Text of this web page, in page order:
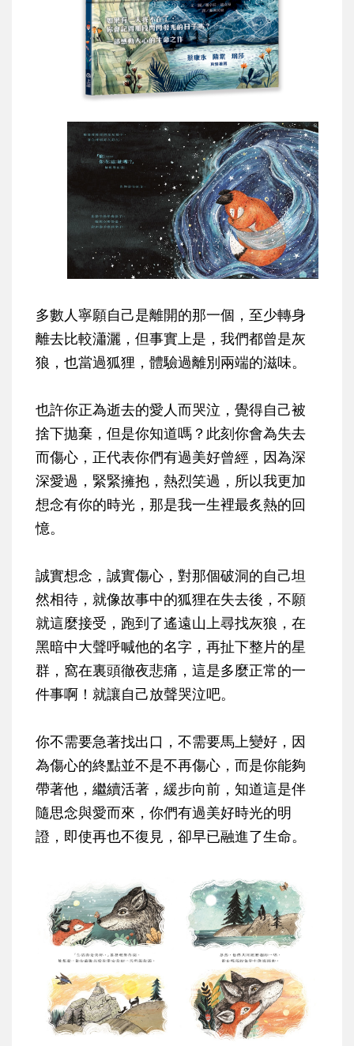
多數人寧願自己是離開的那一個，至少轉身
離去比較瀟灑，但事實上是，我們都曾是灰
狼，也當過狐狸，體驗過離別兩端的滋味。
也許你正為逝去的愛人而哭泣，覺得自己被
捨下拋棄，但是你知道嗎？此刻你會為失去
而傷心，正代表你們有過美好曾經，因為深
深愛過，緊緊擁抱，熱烈笑過，所以我更加
想念有你的時光，那是我一生裡最炙熱的回
憶。
誠實想念，誠實傷心，對那個破洞的自己坦
然相待，就像故事中的狐狸在失去後，不願
就這麼接受，跑到了遙遠山上尋找灰狼，在
黑暗中大聲呼喊他的名字，再扯下整片的星
群，窩在裏頭徹夜悲痛，這是多麼正常的一
件事啊！就讓自己放聲哭泣吧。
你不需要急著找出口，不需要馬上變好，因
為傷心的終點並不是不再傷心，而是你能夠
帶著他，繼續活著，緩步向前，知道這是伴
隨思念與愛而來，你們有過美好時光的明
證，即使再也不復見，卻早已融進了生命。